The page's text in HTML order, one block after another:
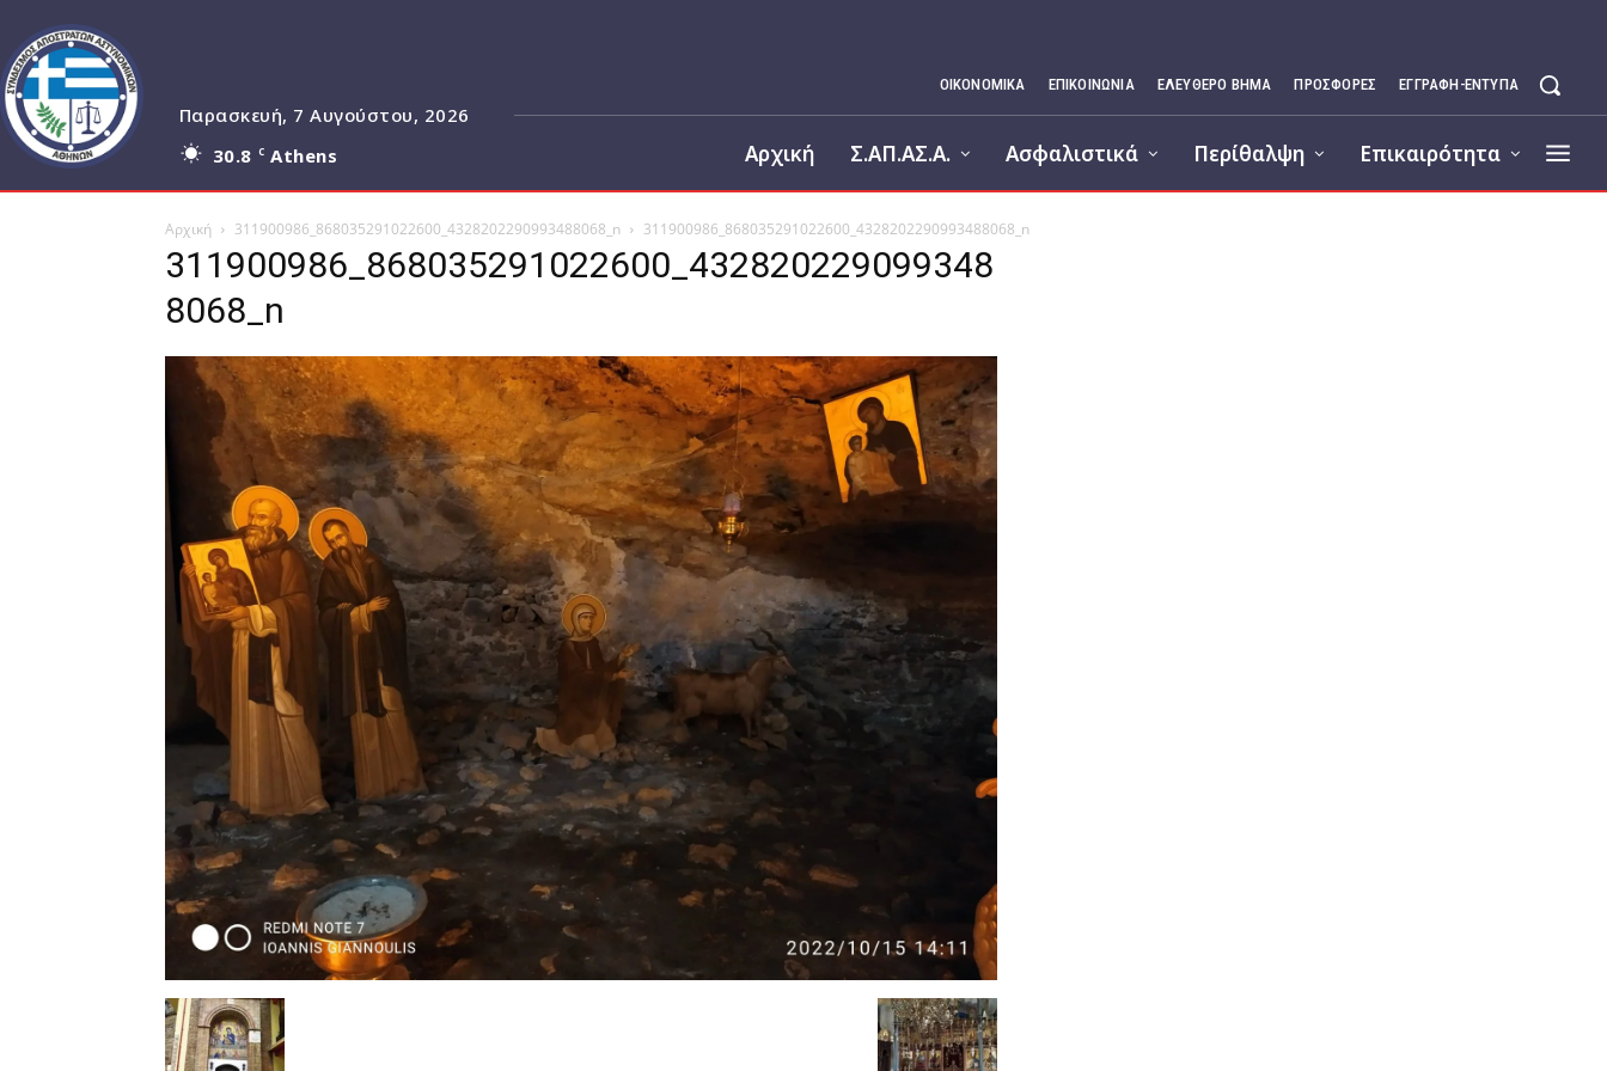
Παρασκευή, 7 Αυγούστου, 2026
30.8 C Athens
ΟΙΚΟΝΟΜΙΚΆ ΕΠΙΚΟΙΝΩΝΊΑ ΕΛΕΥΘΕΡΟ ΒΗΜΑ ΠΡΟΣΦΟΡΕΣ ΕΓΓΡΑΦΉ-ΈΝΤΥΠΑ
Αρχική Σ.ΑΠ.ΑΣ.Α. Ασφαλιστικά Περίθαλψη Επικαιρότητα
Αρχική 311900986_868035291022600_4328202290993488068_n 311900986_868035291022600_4328202290993488068_n
311900986_868035291022600_432820229099348
8068_n